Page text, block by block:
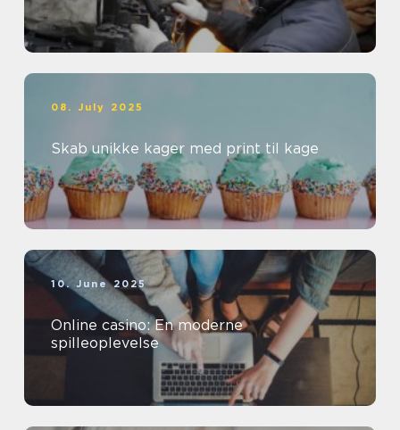
08. July 2025
Skab unikke kager med print til kage
10. June 2025
Online casino: En moderne
spilleoplevelse